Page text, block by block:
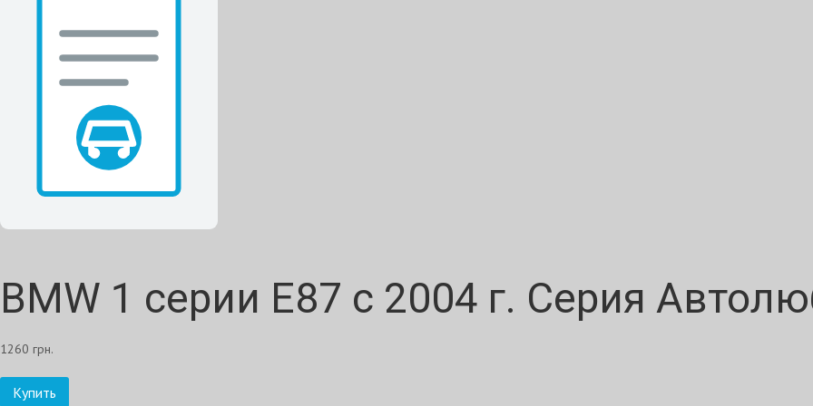
BMW 1 серии Е87 с 2004 г. Серия
1260 грн.
Купить